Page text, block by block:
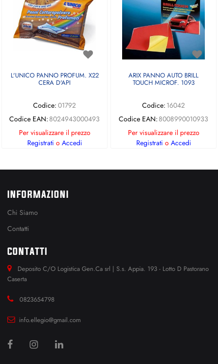
L'UNICO PANNO PROFUM. X22
CERA D'API
Codice: 01792
Codice EAN: 8024943000493
Per visualizzare il prezzo
Registrati o Accedi
ARIX PANNO AUTO BRILL
TOUCH MICROF. 1093
Codice: 16042
Codice EAN: 8008990010933
Per visualizzare il prezzo
Registrati o Accedi
INFORMAZIONI
Chi Siamo
Contatti
CONTATTI
Deposito C/O Logistica Gen.Ca srl | S.s. Appia. 193 - Lotto D Pastorano
Caserta
0823654798
info.ellegio@gmail.com